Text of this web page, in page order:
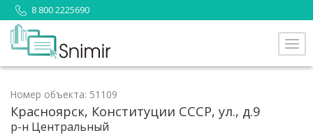
8 800 2225690
Номер объекта: 51109
Красноярск, Конституции СССР, ул., д.9
р-н Центральный